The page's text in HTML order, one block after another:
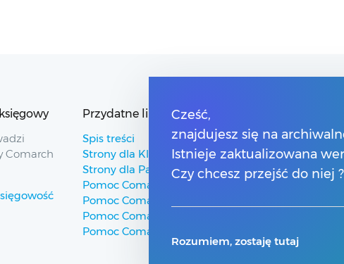
Comarch
Przydatne linki
Spis treści
Strony dla Klientów
Strony dla Partnerów
Pomoc Comarch ERP
Pomoc Comarch Betterfly
Pomoc Comarch e-Sklep
Pomoc Comarch HRM
Numery
Znajdź
Formularz
Cześć,
znajdujesz się na
Istnieje zaktualizowana
Czy chcesz przejść do niej ?
Rozumiem, zostaję tutaj